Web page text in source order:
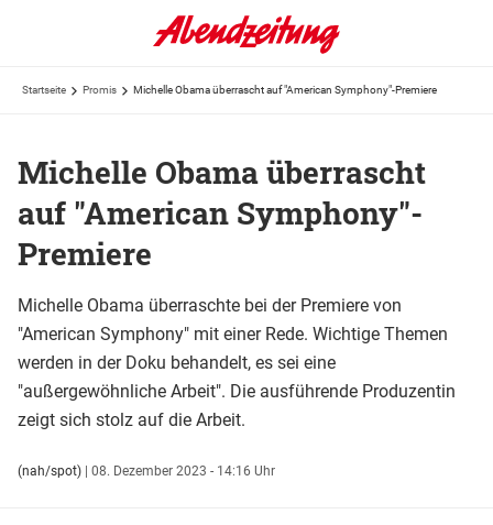
Startseite Promis Michelle Obama überrascht auf "American Symphony"-Premiere
Michelle Obama überrascht
auf "American Symphony"-
Premiere
Michelle Obama überraschte bei der Premiere von
"American Symphony" mit einer Rede. Wichtige Themen
werden in der Doku behandelt, es sei eine
"außergewöhnliche Arbeit". Die ausführende Produzentin
zeigt sich stolz auf die Arbeit.
(nah/spot) | 08. Dezember 2023 - 14:16 Uhr